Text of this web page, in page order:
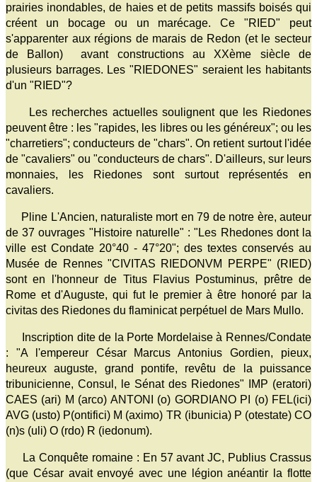
prairies inondables, de haies et de petits massifs boisés qui
créent un bocage ou un marécage. Ce "RIED" peut
s'apparenter aux régions de marais de Redon (et le secteur
de Ballon) avant constructions au XXème siècle de
plusieurs barrages. Les "RIEDONES" seraient les habitants
d'un "RIED"?
Les recherches actuelles soulignent que les Riedones
peuvent être : les "rapides, les libres ou les généreux"; ou les
"charretiers"; conducteurs de "chars". On retient surtout l'idée
de "cavaliers" ou "conducteurs de chars". D'ailleurs, sur leurs
monnaies, les Riedones sont surtout représentés en
cavaliers.
Pline L'Ancien, naturaliste mort en 79 de notre ère, auteur
de 37 ouvrages "Histoire naturelle" : "Les Rhedones dont la
ville est Condate 20°40 - 47°20"; des textes conservés au
Musée de Rennes "CIVITAS RIEDONVM PERPE" (RIED)
sont en l'honneur de Titus Flavius Postuminus, prêtre de
Rome et d'Auguste, qui fut le premier à être honoré par la
civitas des Riedones du flaminicat perpétuel de Mars Mullo.
Inscription dite de la Porte Mordelaise à Rennes/Condate
: "A l'empereur César Marcus Antonius Gordien, pieux,
heureux auguste, grand pontife, revêtu de la puissance
tribunicienne, Consul, le Sénat des Riedones" IMP (eratori)
CAES (ari) M (arco) ANTONI (o) GORDIANO PI (o) FEL(ici)
AVG (usto) P(ontifici) M (aximo) TR (ibunicia) P (otestate) CO
(n)s (uli) O (rdo) R (iedonum).
La Conquête romaine : En 57 avant JC, Publius Crassus
(que César avait envoyé avec une légion anéantir la flotte